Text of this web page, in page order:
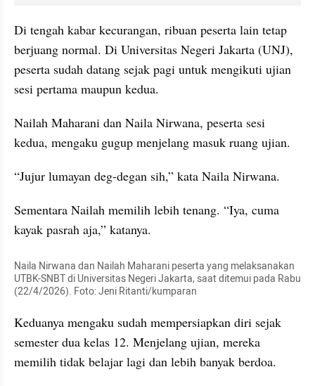
Di tengah kabar kecurangan, ribuan peserta lain tetap
berjuang normal. Di Universitas Negeri Jakarta (UNJ),
peserta sudah datang sejak pagi untuk mengikuti ujian
sesi pertama maupun kedua.
Nailah Maharani dan Naila Nirwana, peserta sesi
kedua, mengaku gugup menjelang masuk ruang ujian.
“Jujur lumayan deg-degan sih,” kata Naila Nirwana.
Sementara Nailah memilih lebih tenang. “Iya, cuma
kayak pasrah aja,” katanya.
Naila Nirwana dan Nailah Maharani peserta yang melaksanakan
UTBK-SNBT di Universitas Negeri Jakarta, saat ditemui pada Rabu
(22/4/2026). Foto: Jeni Ritanti/kumparan
Keduanya mengaku sudah mempersiapkan diri sejak
semester dua kelas 12. Menjelang ujian, mereka
memilih tidak belajar lagi dan lebih banyak berdoa.